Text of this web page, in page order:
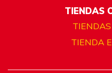
TIENDAS
TIENDA